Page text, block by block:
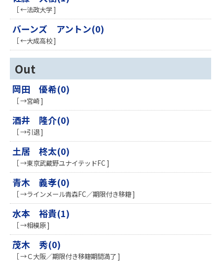
［ ←法政大学 ]
バーンズ アントン(0)
［ ←大成高校 ]
Out
岡田 優希(0)
［ →宮崎 ]
酒井 隆介(0)
［ →引退 ]
土居 柊太(0)
［ →東京武蔵野ユナイテッドFC ]
青木 義孝(0)
［ →ラインメール青森FC／期限付き移籍 ]
水本 裕貴(1)
［ →相模原 ]
茂木 秀(0)
［ →Ｃ大阪／期限付き移籍期間満了 ]